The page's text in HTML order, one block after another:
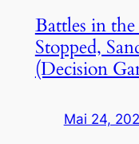
Battles in
Stopped,
(Decision
Mai 24,